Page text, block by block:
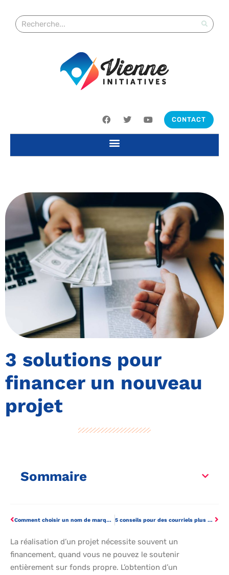
CONTACT
3 solutions pour
financer un nouveau
projet
Sommaire
Comment choisir un nom de marque pour sa start-up tech? 5 conseils pour des courriels plus personnalisés
La réalisation d’un projet nécessite souvent un
financement, quand vous ne pouvez le soutenir
entièrement sur fonds propre. L’obtention d’un